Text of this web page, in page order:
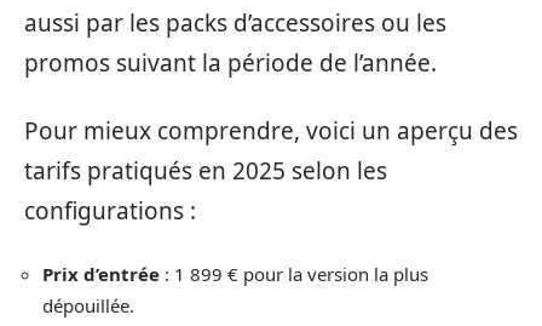
aussi par les packs d’accessoires ou les
promos suivant la période de l’année.
Pour mieux comprendre, voici un aperçu des
tarifs pratiqués en 2025 selon les
configurations :
Prix d’entrée : 1 899 € pour la version la plus
dépouillée.